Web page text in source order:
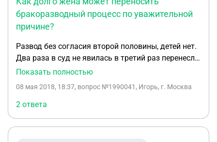
бракоразводный процесс по уважительной
причине?
Развод без согласия второй половины, детей нет.
Два раза в суд не явилась в третий раз перенесли
по болезни. Четвёртый дала согласие на развод,
вопросы и попросила время. Дали два месяца.
После этого уже четвёртый раз суд переносится
по поводу болезни ( она может без проблем
оформить больничный на работе). Сколько ещё
Показать полностью
08 мая 2018, 18:37, вопрос №1990041, Игорь, г. Москва
2 ответа